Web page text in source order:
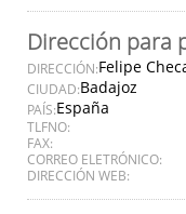
Dirección para
DIRECCIÓN:Felipe
CIUDAD:Badajoz
PAÍS:España
TLFNO:
FAX:
CORREO ELETRÓNICO:
DIRECCIÓN WEB: